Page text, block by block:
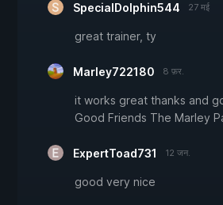
SpecialDolphin544 27 मई
great trainer, ty
Marley722180 8 फ़र.
it works great thanks and
Good Friends The Marley
ExpertToad731 12 जन.
good very nice